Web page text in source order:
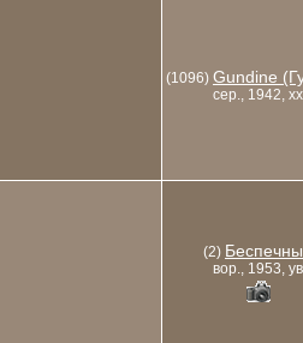
(1096) Gundine
сер., 1942, xx
(2)
вор., 1953, ув